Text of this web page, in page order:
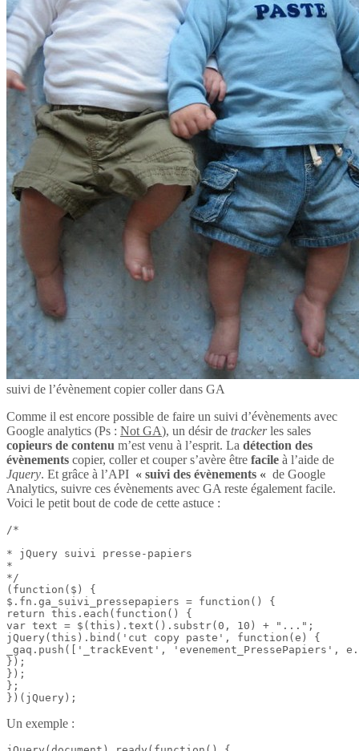
suivi de l’évènement copier coller dans GA
Comme il est encore possible de faire un suivi d’évènements avec
Google analytics (Ps : Not GA), un désir de trackerles sales
copieurs de contenu m’est venu à l’esprit. La détection des
évènements copier, coller et couper s’avère être facile à l’aide de
Jquery. Et grâce à l’API « suivi des évènements « de Google
Analytics, suivre ces évènements avec GA reste également facile.
Voici le petit bout de code de cette astuce :
/*
* jQuery suivi presse-papiers
*
*/
(function($) {
$.fn.ga_suivi_pressepapiers = function() {
return this.each(function() {
var text = $(this).text().substr(0, 10) + "...";
jQuery(this).bind('cut copy paste', function(e) {
_gaq.push(['_trackEvent', 'evenement_PressePapiers',
});
});
};
})(jQuery);
Un exemple :